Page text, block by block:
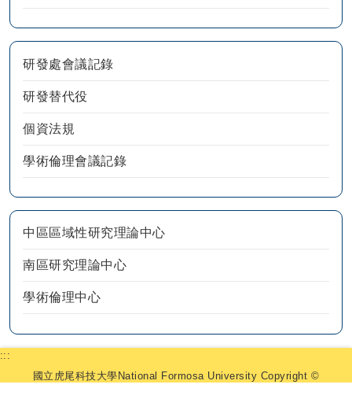
研發處會議記錄
研發替代役
個資法規
學術倫理會議記錄
中區區域性研究理論中心
南區研究理論中心
學術倫理中心
:::
國立虎尾科技大學National Formosa University Copyright ©